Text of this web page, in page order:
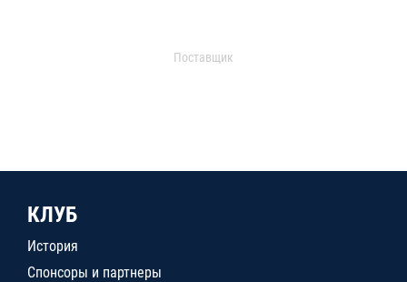
Поставщик
КЛУБ
История
Спонсоры и партнеры